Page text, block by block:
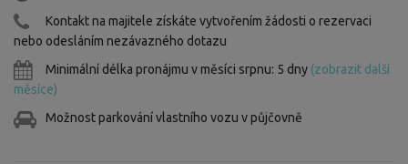
Kontakt na majitele získáte vytvořením žádosti o rezervaci
nebo odesláním nezávazného dotazu
Minimální délka pronájmu v měsíci srpnu: 5 dny (zobrazit další
měsíce)
Možnost parkování vlastního vozu v půjčovně